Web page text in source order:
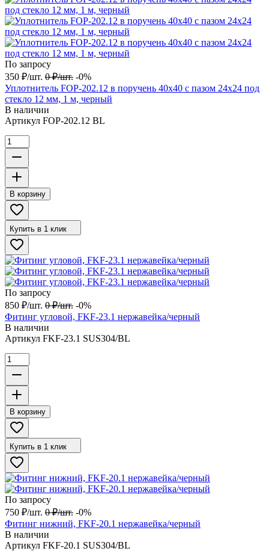
По запросу
350 ₽/шт. 0 ₽/шт. -0%
Уплотнитель FOP-202.12 в поручень 40х40 с пазом 24х24 под
стекло 12 мм, 1 м, черный
В наличии
Артикул FOP-202.12 BL
В корзину
Купить в 1 клик
По запросу
850 ₽/шт. 0 ₽/шт. -0%
Фитинг угловой, FKF-23.1 нержавейка/черный
В наличии
Артикул FKF-23.1 SUS304/BL
В корзину
Купить в 1 клик
По запросу
750 ₽/шт. 0 ₽/шт. -0%
Фитинг нижний, FKF-20.1 нержавейка/черный
В наличии
Артикул FKF-20.1 SUS304/BL